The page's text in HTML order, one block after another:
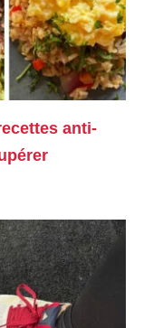
anti-